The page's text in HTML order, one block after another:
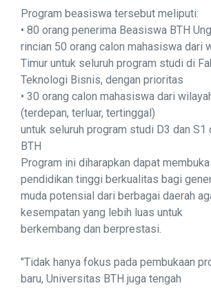
Program beasiswa tersebut meliputi:
• 80 orang penerima Beasiswa BTH
rincian 50 orang calon mahasiswa dari
Timur untuk seluruh program studi di
Teknologi Bisnis, dengan prioritas
• 30 orang calon mahasiswa dari
(terdepan, terluar, tertinggal)
untuk seluruh program studi D3 dan S1
BTH
Program ini diharapkan dapat
pendidikan tinggi berkualitas bagi
muda potensial dari berbagai daerah
kesempatan yang lebih luas untuk
berkembang dan berprestasi.
"Tidak hanya fokus pada pembukaan
baru, Universitas BTH juga tengah